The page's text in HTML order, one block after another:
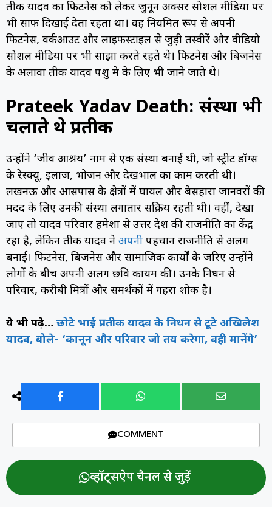
प्रतीक यादव का फिटनेस को लेकर जुनून अक्सर सोशल मीडिया पर
भी साफ दिखाई देता रहता था। वह नियमित रूप से अपनी
फिटनेस, वर्कआउट और लाइफस्टाइल से जुड़ी तस्वीरें और वीडियो
सोशल मीडिया पर भी साझा करते रहते थे। फिटनेस और बिजनेस
के अलावा प्रतीक यादव पशु प्रेम के लिए भी जाने जाते थे।
Prateek Yadav Death: संस्था भी
चलाते थे प्रतीक
उन्होंने ‘जीव आश्रय’ नाम से एक संस्था बनाई थी, जो स्ट्रीट डॉग्स
के रेस्क्यू, इलाज, भोजन और देखभाल का काम करती थी।
लखनऊ और आसपास के क्षेत्रों में घायल और बेसहारा जानवरों की
मदद के लिए उनकी संस्था लगातार सक्रिय रहती थी। वहीं, देखा
जाए तो यादव परिवार हमेशा से उत्तर प्रदेश की राजनीति का केंद्र
रहा है, लेकिन प्रतीक यादव ने अपनी पहचान राजनीति से अलग
बनाई। फिटनेस, बिजनेस और सामाजिक कार्यों के जरिए उन्होंने
लोगों के बीच अपनी अलग छवि कायम की। उनके निधन से
परिवार, करीबी मित्रों और समर्थकों में गहरा शोक है।
ये भी पढ़े… छोटे भाई प्रतीक यादव के निधन से टूटे अखिलेश
यादव, बोले- ‘कानून और परिवार जो तय करेगा, वही मानेंगे’
COMMENT
व्हॉट्सऐप चैनल से जुड़ें